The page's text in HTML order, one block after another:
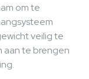
om te
veilig te
aan te brengen